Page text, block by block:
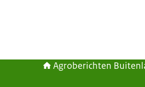
Agroberichten